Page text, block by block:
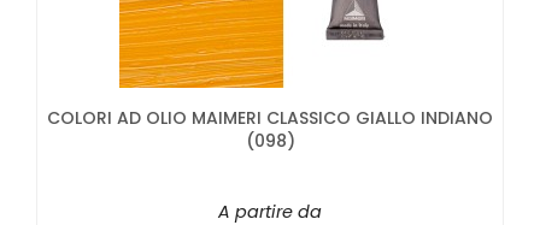
COLORI AD OLIO MAIMERI CLASSICO GIALLO INDIANO
(098)
A partire da